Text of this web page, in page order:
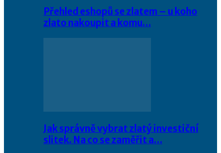
Přehled eshopů se zlatem – u koho
zlato nakoupit a komu…
Jak správně vybrat zlatý investiční
slitek. Na co se zaměřit a…